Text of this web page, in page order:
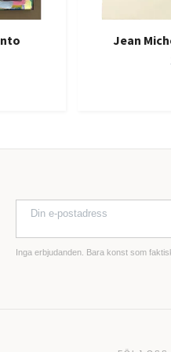
Jean
Inga erbjudanden. Bara konst som